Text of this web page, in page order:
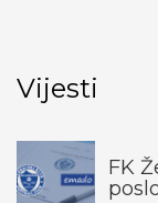
Vijesti
FK